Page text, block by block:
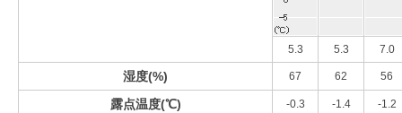
5.3 5.3 7.0
湿度(%) 67 62 56
露点温度(℃) -0.3 -1.4 -1.2